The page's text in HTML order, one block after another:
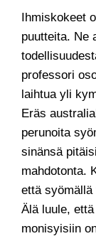
Ihmiskokeet
puutteita. Ne
professori
laihtua yli
Eräs
perunoita
sinänsä
mahdotonta.
että syömällä
Älä luule,
monisyisiin